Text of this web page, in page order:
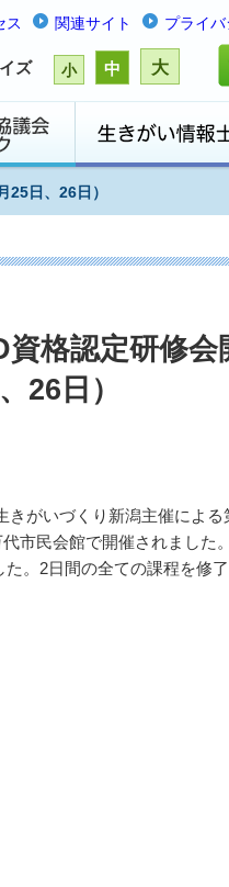
プライ
関連サイト
ス
ズ 小 中 大
25日、26日）
資格認定研修
26日）
がいづくり新潟主催によ
市民会館で開催されました
。2日間の全ての課程を修